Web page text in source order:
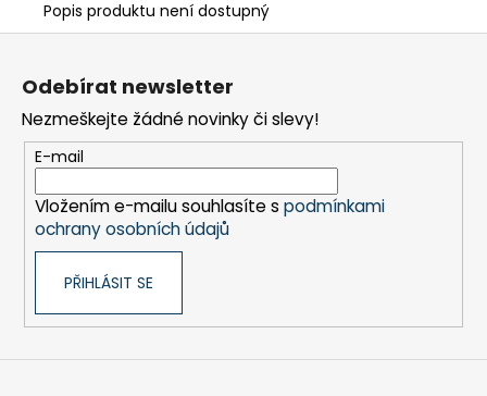
Popis produktu není dostupný
Z
Odebírat newsletter
Nezmeškejte žádné novinky či slevy!
E-mail
Vložením e-mailu souhlasíte s podmínkami
ochrany osobních údajů
PŘIHLÁSIT SE